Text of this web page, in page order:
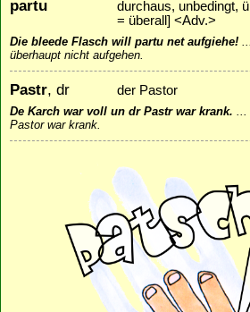
partu
durchaus, unbedingt,
= überall] <Adv.>
Die bleede Flasch will partu net aufgiehe! ...
überhaupt nicht aufgehen.
Pastr, dr der Pastor
De Karch war voll un dr Pastr war krank. ...
Pastor war krank.